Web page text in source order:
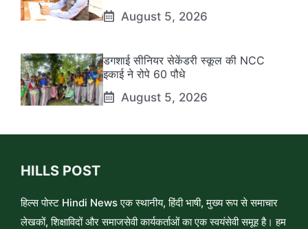
August 5, 2026
डगशाई सीनियर सेकेंडरी स्कूल की NCC
इकाई ने रोपे 60 पौधे
August 5, 2026
HILLS POST
हिल्स पोस्ट Hindi News एक स्थानीय, हिंदी भाषी, मुख्य रूप से समाचार
लेखकों, शिक्षाविदों और समाजसेवी कार्यकर्ताओं का एक स्वयंसेवी समूह है। हम